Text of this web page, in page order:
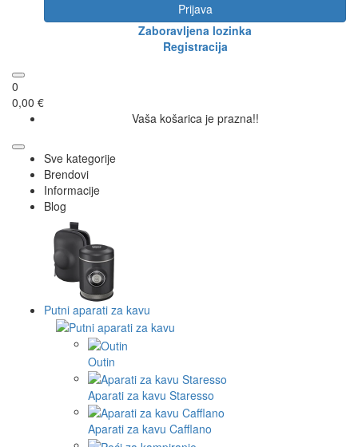
Prijava
Zaboravljena lozinka
Registracija
0
0,00 €
Vaša košarica je prazna!!
Sve kategorije
Brendovi
Informacije
Blog
Putni aparati za kavu
Outin
Aparati za kavu Staresso
Aparati za kavu Cafflano